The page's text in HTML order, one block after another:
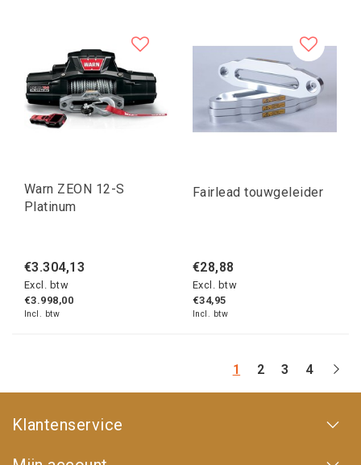
Warn ZEON 12-S
Platinum
€3.304,13
Excl. btw
€3.998,00
Incl. btw
Fairlead touwgeleider
€28,88
Excl. btw
€34,95
Incl. btw
1 2 3 4
Klantenservice